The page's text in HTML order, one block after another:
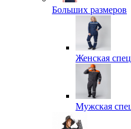
Больших размеров
Женская
Мужская